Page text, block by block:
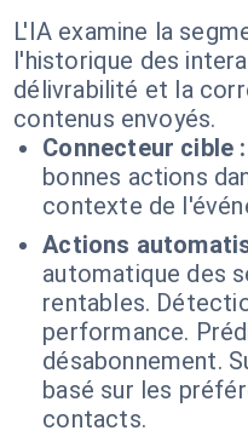
L'IA examine la
l'historique des
délivrabilité et la
contenus envoyés.
Connecteur cible :
bonnes actions
contexte de
Actions
automatique des
rentables.
performance.
désabonnement.
basé sur les
contacts.